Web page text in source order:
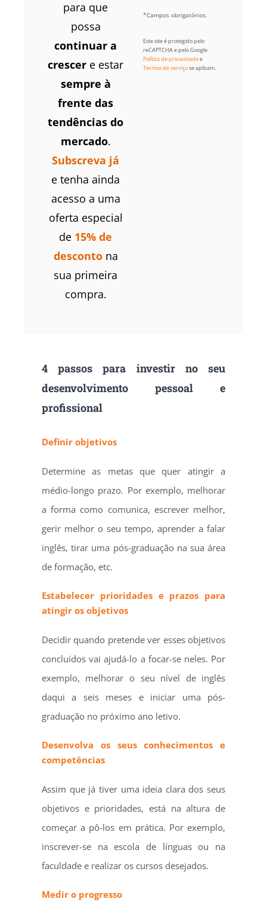
para que
possa
continuar a
crescer e estar
sempre à
frente das
tendências do
mercado.
Subscreva já
e tenha ainda
acesso a uma
oferta especial
de 15% de
desconto na
sua primeira
compra.
*Campos obrigatórios.
Este site é protegido pelo
reCAPTCHA e pelo Google
Política de privacidadee
Termos de serviçose aplicam.
4 passos para investir no seu
desenvolvimento pessoal e
profissional
Definir objetivos
Determine as metas que quer atingir a
médio-longo prazo. Por exemplo, melhorar
a forma como comunica, escrever melhor,
gerir melhor o seu tempo, aprender a falar
inglês, tirar uma pós-graduação na sua área
de formação, etc.
Estabelecerprioridades e prazos para
atingir os objetivos
Decidir quando pretende ver esses objetivos
concluídos vai ajudá-lo a focar-se neles. Por
exemplo, melhorar o seu nível de inglês
daqui a seis meses e iniciar uma pós-
graduação no próximo ano letivo.
Desenvolva os seus conhecimentos e
competências
Assim que já tiver uma ideia clara dos seus
objetivos e prioridades, está na altura de
começar a pô-los em prática. Por exemplo,
inscrever-se na escola de línguas ou na
faculdade e realizar os cursos desejados.
Medir o progresso